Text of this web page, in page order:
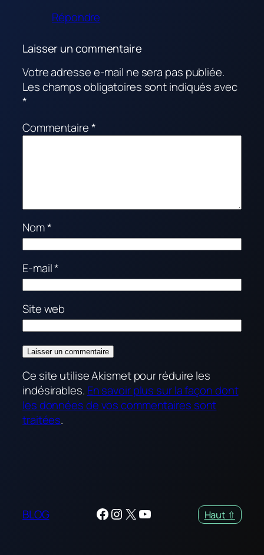
Répondre
Laisser un commentaire
Votre adresse e-mail ne sera pas publiée.
Les champs obligatoires sont indiqués avec
*
Commentaire*
Nom*
E-mail*
Site web
Ce site utilise Akismet pour réduire les
indésirables. En savoir plus sur la façon dont
les données de vos commentaires sont
traitées.
BLOG Facebook
Instagram
X YouTube Haut ⇧